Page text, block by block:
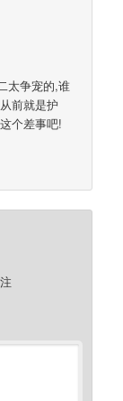
太争宠的,谁
前就是护
个差事吧!